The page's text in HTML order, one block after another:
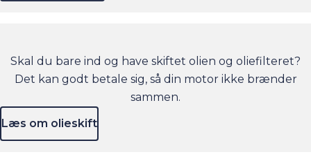
Skal du bare ind og have skiftet olien og oliefilteret?
Det kan godt betale sig, så din motor ikke brænder
sammen.
Læs om olieskift